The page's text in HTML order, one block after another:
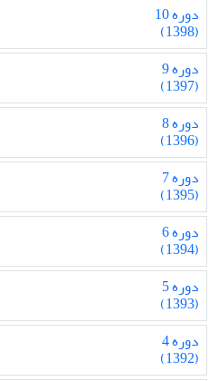
دوره 10
(1398)
دوره 9
(1397)
دوره 8
(1396)
دوره 7
(1395)
دوره 6
(1394)
دوره 5
(1393)
دوره 4
(1392)